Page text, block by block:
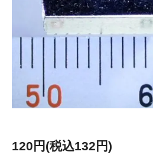
120円(税込132円)